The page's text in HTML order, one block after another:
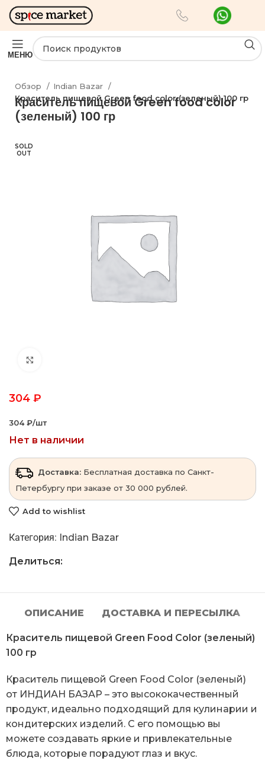
МЕНЮ
Обзор
Indian Bazar
Краситель пищевой Green food color (зеленый) 100 гр
Краситель пищевой Green food color
(зеленый) 100 гр
SOLD
OUT
304 ₽
304 ₽‎/шт
Нет в наличии
Доставка: Бесплатная доставка по Санкт-
Петербургу при заказе от 30 000 рублей.
Add to wishlist
Категория: Indian Bazar
Делиться:
ОПИСАНИЕ ДОСТАВКА И ПЕРЕСЫЛКА
Краситель пищевой Green Food Color (зеленый)
100 гр
Краситель пищевой Green Food Color (зеленый)
от ИНДИАН БАЗАР – это высококачественный
продукт, идеально подходящий для кулинарии и
кондитерских изделий. С его помощью вы
можете создавать яркие и привлекательные
блюда, которые порадуют глаз и вкус.